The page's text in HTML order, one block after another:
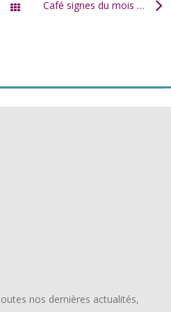
Tous les articles Café signes du mois de mai
nos dernières actualités,